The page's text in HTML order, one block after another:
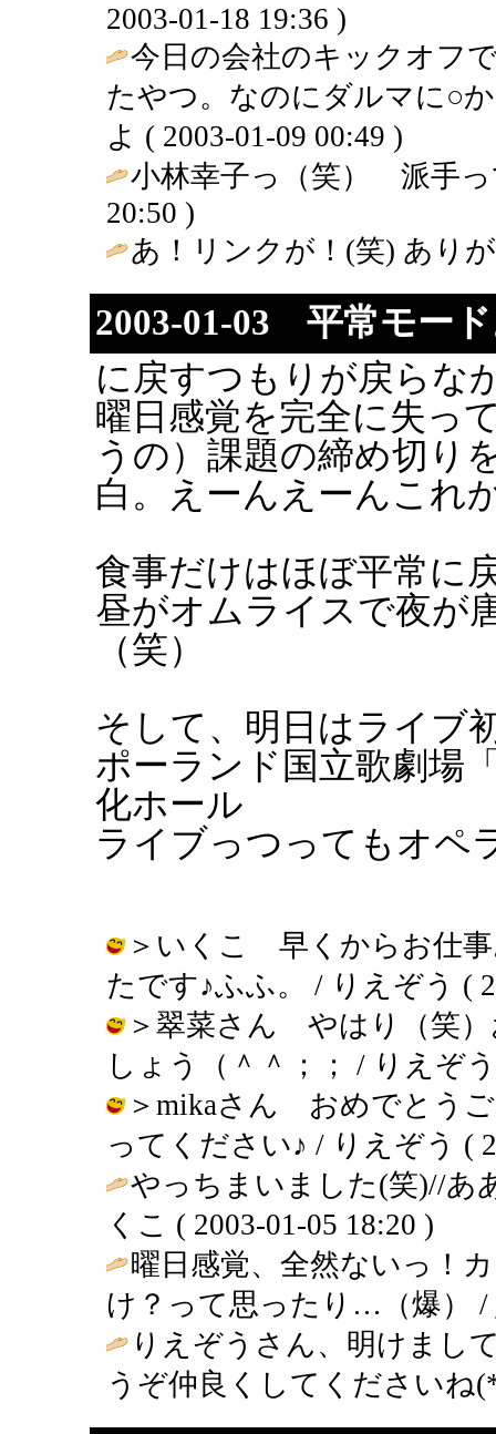
2003-01-18 19:36 )
今日の会社のキックオフ
たやつ。なのにダルマに○
よ ( 2003-01-09 00:49 )
小林幸子っ（笑） 派手
20:50 )
あ！リンクが！(笑) あり
2003-01-03 平常モー
に戻すつもりが戻らな
曜日感覚を完全に失っ
うの）課題の締め切り
白。えーんえーんこれ
食事だけはほぼ平常に
昼がオムライスで夜が
（笑）
そして、明日はライブ
ポーランド国立歌劇場
化ホール
ライブっつってもオペ
＞いくこ 早くからお仕事
たです♪ふふ。 / りえぞう (
＞翠菜さん やはり（笑）
しょう（＾＾；； / りえぞ
＞mikaさん おめでとう
ってください♪ / りえぞう (
やっちまいました(笑)//あ
くこ ( 2003-01-05 18:20 )
曜日感覚、全然ないっ！
け？って思ったり…（爆） /
りえぞうさん、明けまし
うぞ仲良くしてください